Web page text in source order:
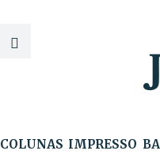
COLUNAS IMPRESSO